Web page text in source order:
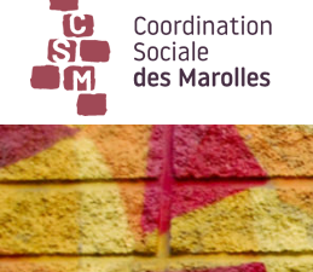
Main Navigation